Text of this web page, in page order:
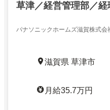
草津／経営管理部／
パナソニックホームズ滋賀株式会
滋賀県 草津市
月給35.7万円